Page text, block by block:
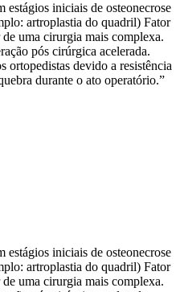
iniciais de osteonecrose
artroplastia do quadril) Fator
uma cirurgia mais complexa.
pós cirúrgica acelerada.
ortopedistas devido a resistência
durante o ato operatório.”
iniciais de osteonecrose
artroplastia do quadril) Fator
uma cirurgia mais complexa.